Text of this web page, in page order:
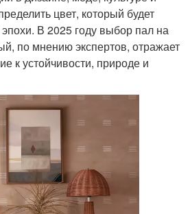
цвет, который будет
В 2025 году выбор пал на
по мнению экспертов, отражает
к устойчивости, природе и